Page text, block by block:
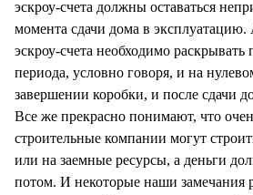
эскроу-счета должны оставаться
момента сдачи дома в эксплуатацию.
эскроу-счета необходимо раскрывать
периода, условно говоря, и на
завершении коробки, и после сдачи
Все же прекрасно понимают, что
строительные компании могут
или на заемные ресурсы, а деньги
потом. И некоторые наши замечания